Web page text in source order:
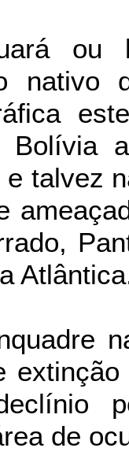
Bolívia
talvez
de